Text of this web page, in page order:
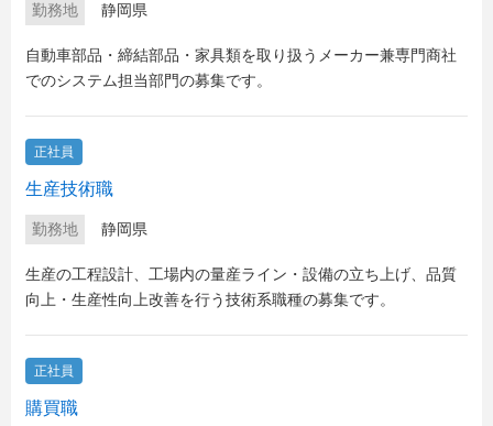
勤務地 静岡県
自動車部品・締結部品・家具類を取り扱うメーカー兼専門商社
でのシステム担当部門の募集です。
正社員
生産技術職
勤務地 静岡県
生産の工程設計、工場内の量産ライン・設備の立ち上げ、品質
向上・生産性向上改善を行う技術系職種の募集です。
正社員
購買職